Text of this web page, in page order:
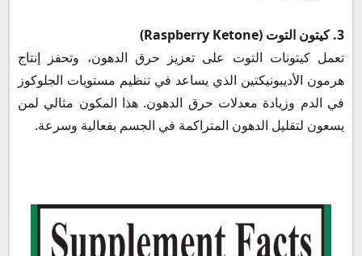
3. كيتون التوت (Raspberry Ketone)
تعمل كيتونات التوت على تعزيز حرق الدهون، وتحفز إنتاج
هرمون الأديبونيكتين الذي يساعد في تنظيم مستويات الجلوكوز
في الدم وزيادة معدلات حرق الدهون. هذا المكون مثالي لمن
يسعون لتقليل الدهون المتراكمة في الجسم بفعالية وسرعة.